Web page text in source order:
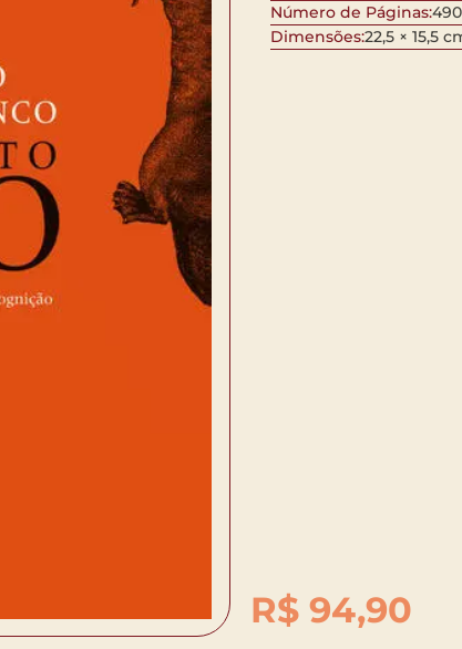
Número de Páginas:490
Dimensões:22,5 × 15,5
R$94,90